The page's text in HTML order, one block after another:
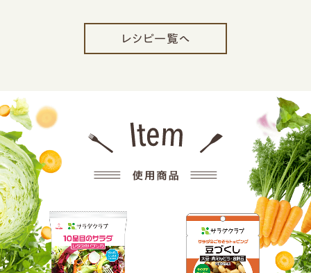
レシピ一覧へ